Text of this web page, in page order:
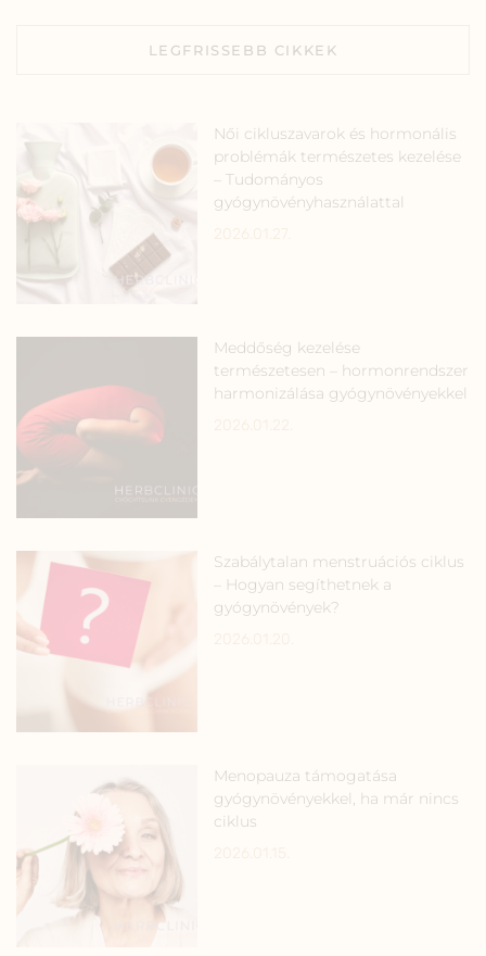
LEGFRISSEBB CIKKEK
Női cikluszavarok és hormonális
problémák természetes kezelése
– Tudományos
gyógynövényhasználattal
Meddőség kezelése
természetesen – hormonrendszer
harmonizálása gyógynövényekkel
Szabálytalan menstruációs ciklus
– Hogyan segíthetnek a
gyógynövények?
Menopauza támogatása
gyógynövényekkel, ha már nincs
ciklus